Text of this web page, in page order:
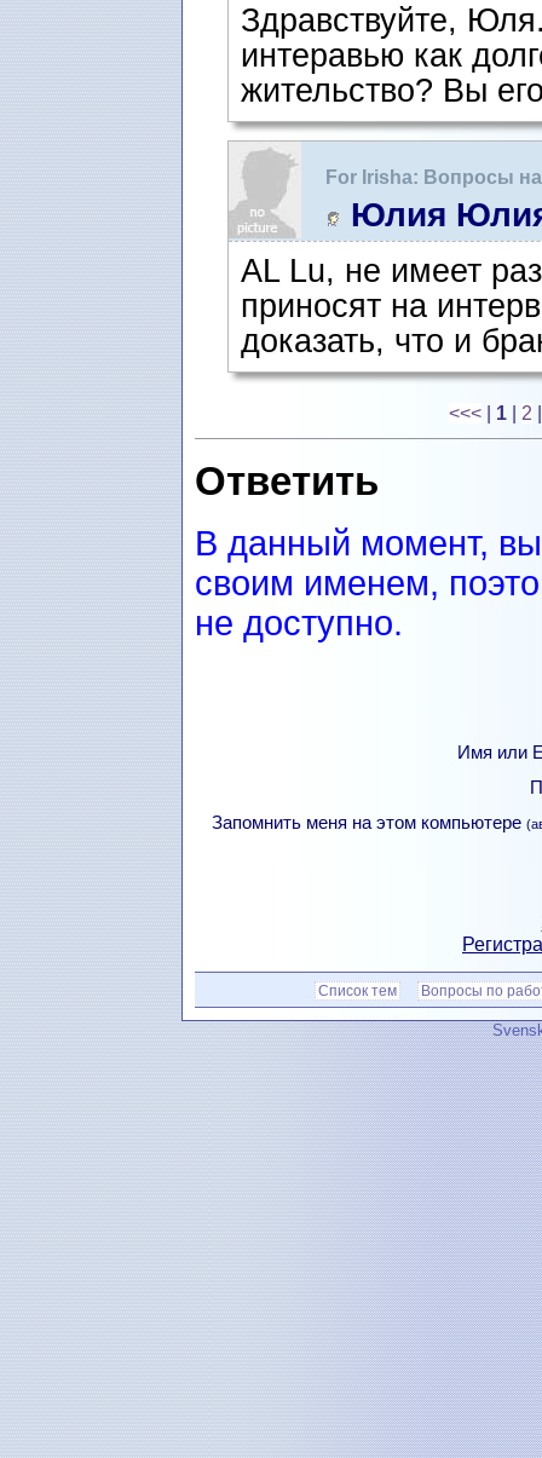
Здравствуйте,
интеравью как
жительство? Вы
For Irisha: Вопросы
интервью
Юлия
АL Lu, не имеет
приносят на
доказать, что и
<<< 1 2
Ответить
В данный момент,
своим именем,
не доступно.
Имя или
Запомнить меня на этом компьютере
Список тем Вопросы по